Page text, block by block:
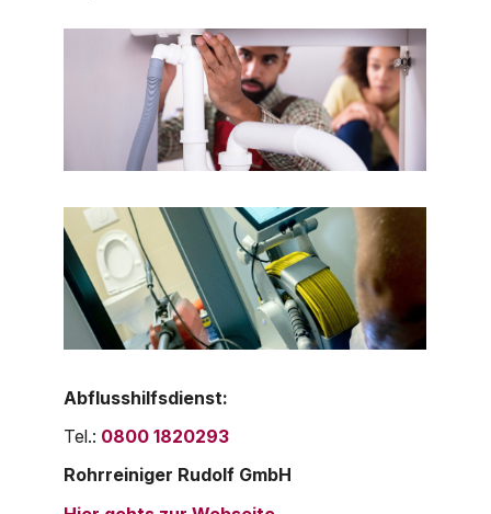
Abflusshilfsdienst:
Tel.: 0800 1820293
Rohrreiniger Rudolf GmbH